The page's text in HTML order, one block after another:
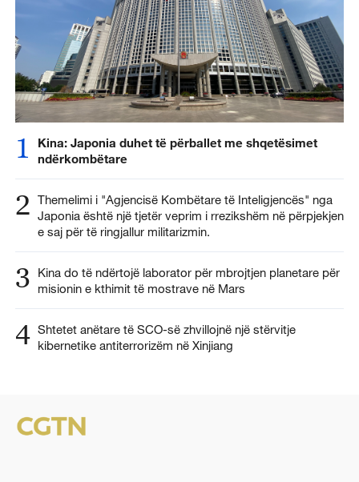
1
Kina: Japonia duhet të përballet me shqetësimet
ndërkombëtare
2 Themelimi i "Agjencisë Kombëtare të Inteligjencës" nga
Japonia është një tjetër veprim i rrezikshëm në përpjekjen
e saj për të ringjallur militarizmin.
3
Kina do të ndërtojë laborator për mbrojtjen planetare për
misionin e kthimit të mostrave në Mars
4 Shtetet anëtare të SCO-së zhvillojnë një stërvitje
kibernetike antiterrorizëm në Xinjiang